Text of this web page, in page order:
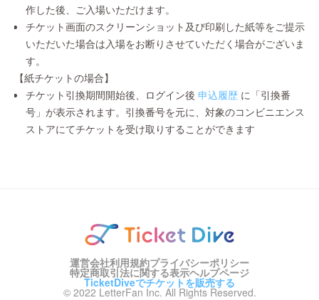
作した後、ご入場いただけます。
チケット画面のスクリーンショット及び印刷した紙等をご提示
いただいた場合は入場をお断りさせていただく場合がございま
す。
【紙チケットの場合】
チケット引換期間開始後、ログイン後 申込履歴 に「引換番
号」が表示されます。引換番号を元に、対象のコンビニエンス
ストアにてチケットを受け取りすることができます
運営会社利用規約プライバシーポリシー
特定商取引法に関する表示ヘルプページ
TicketDiveでチケットを販売する
© 2022 LetterFan Inc. All Rights Reserved.